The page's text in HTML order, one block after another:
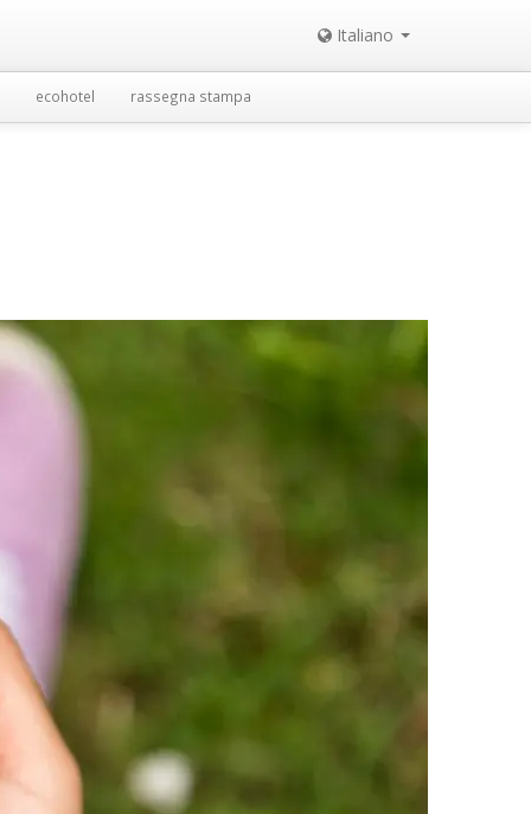
Italiano
ecohotel rassegna stampa